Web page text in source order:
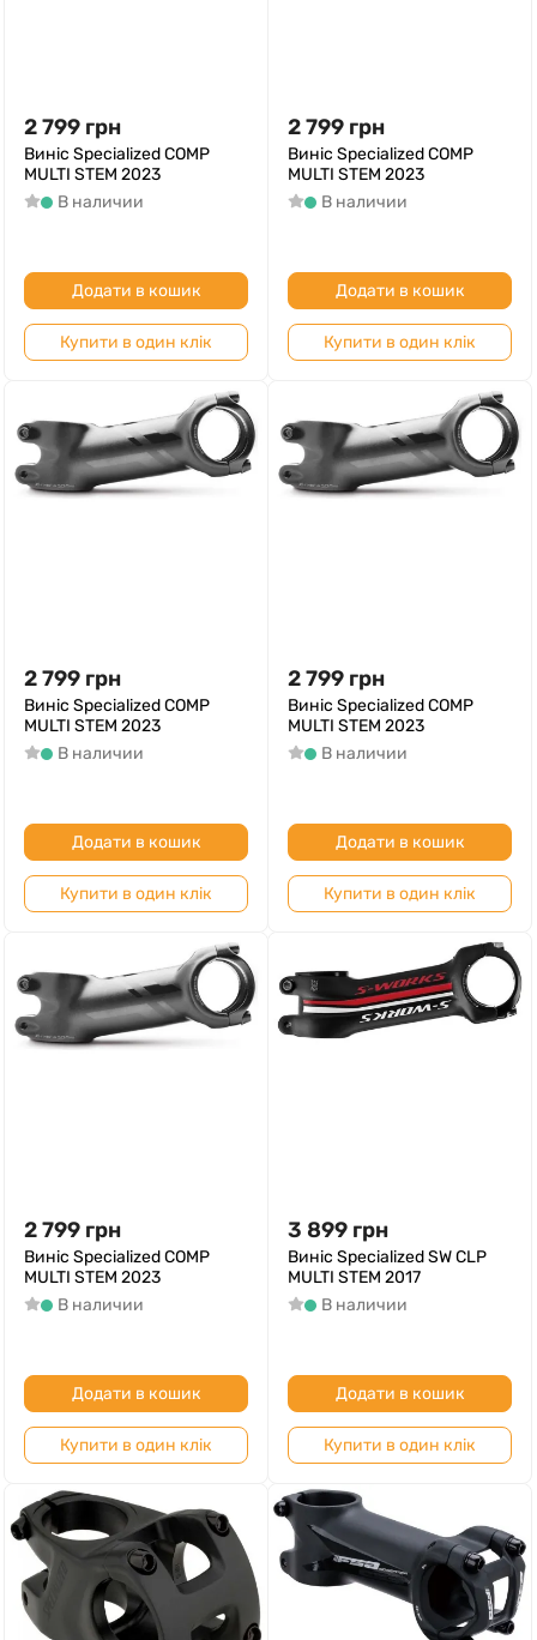
2 799 грн
Виніс Specialized COMP
MULTI STEM 2023
В наличии
Додати в кошик
Купити в один клік
2 799 грн
Виніс Specialized COMP
MULTI STEM 2023
В наличии
Додати в кошик
Купити в один клік
2 799 грн
Виніс Specialized COMP
MULTI STEM 2023
В наличии
Додати в кошик
Купити в один клік
2 799 грн
Виніс Specialized COMP
MULTI STEM 2023
В наличии
Додати в кошик
Купити в один клік
2 799 грн
Виніс Specialized COMP
MULTI STEM 2023
В наличии
Додати в кошик
Купити в один клік
3 899 грн
Виніс Specialized SW CLP
MULTI STEM 2017
В наличии
Додати в кошик
Купити в один клік